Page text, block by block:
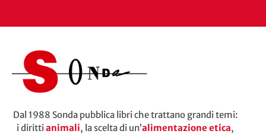
Dal 1988 Sonda pubblica libri che trattano grandi temi:
i dirittianimali, la scelta di un’alimentazione etica,